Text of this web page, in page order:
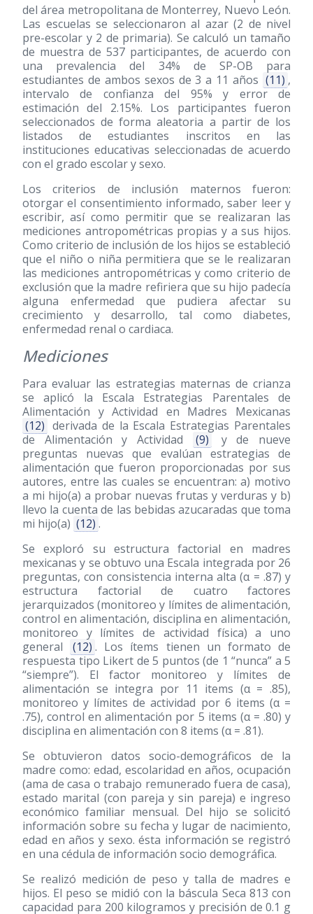
del área metropolitana de Monterrey, Nuevo León.
Las escuelas se seleccionaron al azar (2 de nivel
pre-escolar y 2 de primaria). Se calculó un tamaño
de muestra de 537 participantes, de acuerdo con
una prevalencia del 34% de SP-OB para
estudiantes de ambos sexos de 3 a 11 años (11) ,
intervalo de confianza del 95% y error de
estimación del 2.15%. Los participantes fueron
seleccionados de forma aleatoria a partir de los
listados de estudiantes inscritos en las
instituciones educativas seleccionadas de acuerdo
con el grado escolar y sexo.
Los criterios de inclusión maternos fueron:
otorgar el consentimiento informado, saber leer y
escribir, así como permitir que se realizaran las
mediciones antropométricas propias y a sus hijos.
Como criterio de inclusión de los hijos se estableció
que el niño o niña permitiera que se le realizaran
las mediciones antropométricas y como criterio de
exclusión que la madre refiriera que su hijo padecía
alguna enfermedad que pudiera afectar su
crecimiento y desarrollo, tal como diabetes,
enfermedad renal o cardiaca.
Mediciones
Para evaluar las estrategias maternas de crianza
se aplicó la Escala Estrategias Parentales de
Alimentación y Actividad en Madres Mexicanas
(12) derivada de la Escala Estrategias Parentales
de Alimentación y Actividad
(9)
y de nueve
preguntas nuevas que evalúan estrategias de
alimentación que fueron proporcionadas por sus
autores, entre las cuales se encuentran: a) motivo
a mi hijo(a) a probar nuevas frutas y verduras y b)
llevo la cuenta de las bebidas azucaradas que toma
mi hijo(a) (12) .
Se exploró su estructura factorial en madres
mexicanas y se obtuvo una Escala integrada por 26
preguntas, con consistencia interna alta (α = .87) y
estructura factorial de cuatro factores
jerarquizados (monitoreo y límites de alimentación,
control en alimentación, disciplina en alimentación,
monitoreo y límites de actividad física) a uno
general
(12) . Los ítems tienen un formato de
respuesta tipo Likert de 5 puntos (de 1 “nunca” a 5
“siempre”). El factor monitoreo y límites de
alimentación se integra por 11 items (α = .85),
monitoreo y límites de actividad por 6 items (α =
.75), control en alimentación por 5 items (α = .80) y
disciplina en alimentación con 8 items (α = .81).
Se obtuvieron datos socio-demográficos de la
madre como: edad, escolaridad en años, ocupación
(ama de casa o trabajo remunerado fuera de casa),
estado marital (con pareja y sin pareja) e ingreso
económico familiar mensual. Del hijo se solicitó
información sobre su fecha y lugar de nacimiento,
edad en años y sexo. ésta información se registró
en una cédula de información socio demográfica.
Se realizó medición de peso y talla de madres e
hijos. El peso se midió con la báscula Seca 813 con
capacidad para 200 kilogramos y precisión de 0.1 g